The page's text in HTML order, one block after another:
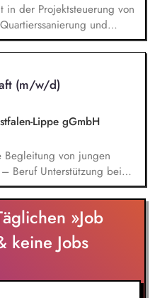
in der Projektsteuerung von
und
Innenstadt
- Aufgaben des
der Umsetzung
Wärmeplanung sowie
Ansprache und Vor-Ort-
und -
und
Beratung bei
Energieverbrauchs-
Leitlinien für die
(m/w/d)
Lippe gGmbH
Begleitung von jungen
Beruf Unterstützung bei
Problemlagen
(max. 6
der
Mitwirkung
und
»Job
keine Jobs